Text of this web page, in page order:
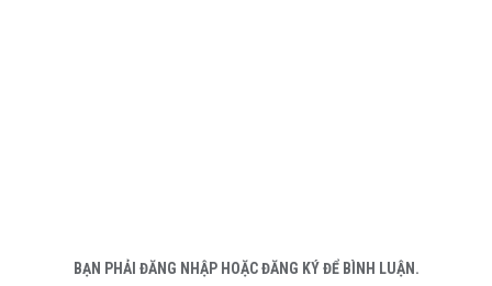
BẠN PHẢI ĐĂNG NHẬP HOẶC ĐĂNG KÝ ĐỂ BÌNH LUẬN.